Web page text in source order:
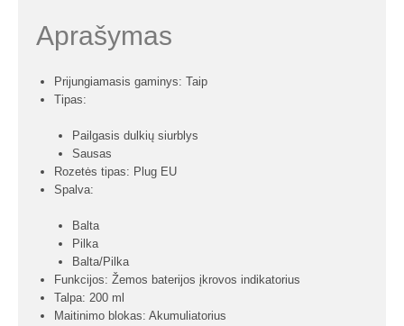
Aprašymas
Prijungiamasis gaminys: Taip
Tipas:
Pailgasis dulkių siurblys
Sausas
Rozetės tipas: Plug EU
Spalva:
Balta
Pilka
Balta/Pilka
Funkcijos: Žemos baterijos įkrovos indikatorius
Talpa: 200 ml
Maitinimo blokas: Akumuliatorius